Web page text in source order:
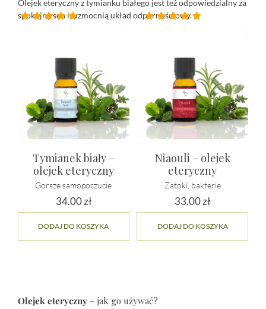
Olejek eteryczny z tymianku białego jest też odpowiedzialny za
spokojny sen i wzmocnią układ odpornościowy.
Tymianek biały –
olejek eteryczny
Gorsze samopoczucie
34.00zł
DODAJ DO KOSZYKA
Niaouli – olejek
eteryczny
Zatoki, bakterie
33.00zł
DODAJ DO KOSZYKA
Olejek eteryczny – jak go używać?